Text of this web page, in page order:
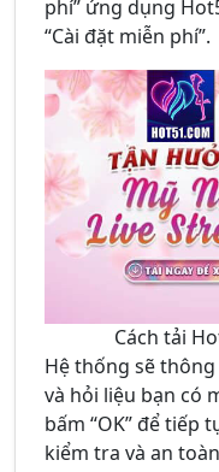
phí” ứng dụng
“Cài đặt miễn phí”.
Cách tải
Hệ thống sẽ
và hỏi liệu bạn có
bấm “OK” để tiếp
kiểm tra và an